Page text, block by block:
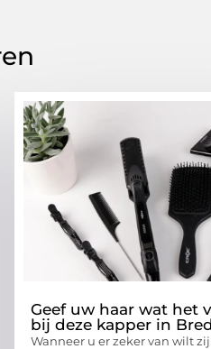
Geef uw haar wat het
bij deze kapper in
Wanneer u er zeker van wilt